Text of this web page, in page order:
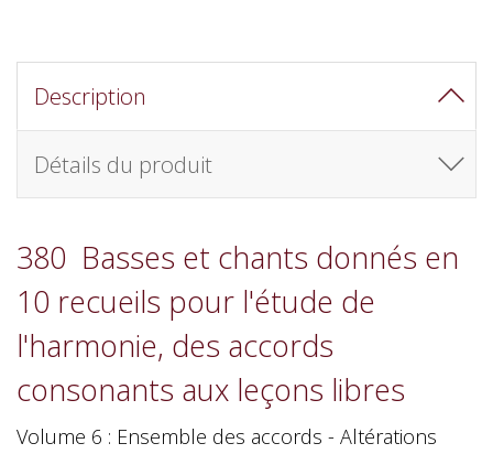
Description
Détails du produit
380 Basses et chants donnés en
10 recueils pour l'étude de
l'harmonie, des accords
consonants aux leçons libres
Volume 6 : Ensemble des accords - Altérations